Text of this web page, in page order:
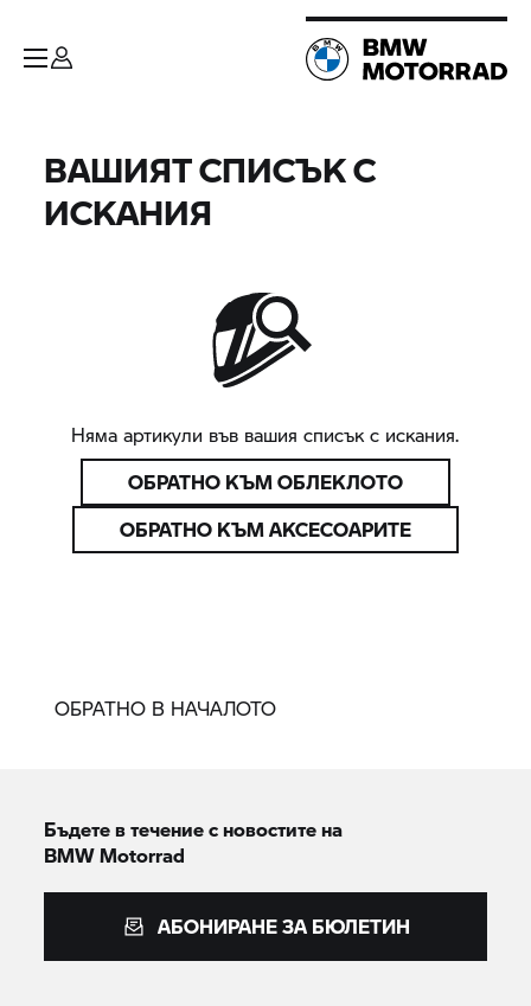
ВАШИЯТ СПИСЪК С
ИСКАНИЯ
Няма артикули във вашия списък с искания.
ОБРАТНО КЪМ ОБЛЕКЛОТО
ОБРАТНО КЪМ АКСЕСОАРИТЕ
ОБРАТНО В НАЧАЛОТО
Бъдете в течение с новостите на
BMW Motorrad
АБОНИРАНЕ ЗА БЮЛЕТИН